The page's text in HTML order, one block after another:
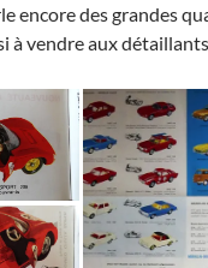
encore des grandes
à vendre aux